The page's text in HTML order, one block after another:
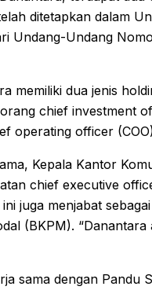
ditetapkan dalam
Undang-Undang
memiliki dua jenis
chief investment
operating officer
Kepala Kantor
chief executive
juga menjabat
(BKPM).
sama dengan Pandu